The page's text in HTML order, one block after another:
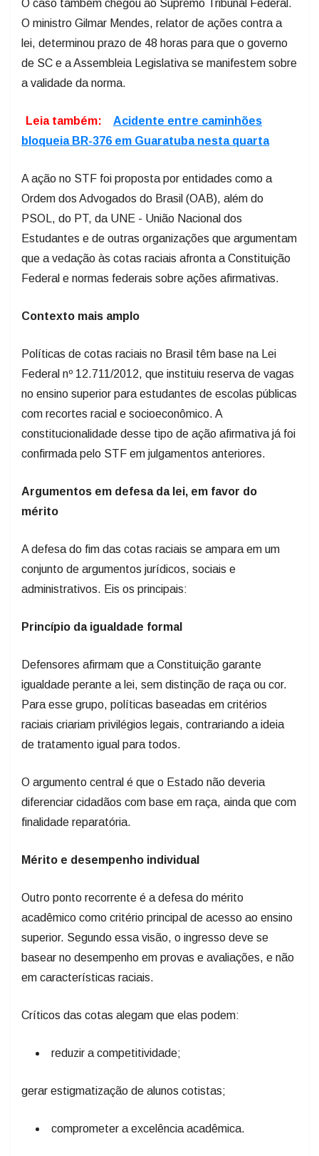
O caso também chegou ao Supremo Tribunal Federal.
O ministro Gilmar Mendes, relator de ações contra a
lei, determinou prazo de 48 horas para que o governo
de SC e a Assembleia Legislativa se manifestem sobre
a validade da norma.
Leia também:
Acidente entre caminhões
bloqueia BR-376 em Guaratuba nesta quarta
A ação no STF foi proposta por entidades como a
Ordem dos Advogados do Brasil (OAB), além do
PSOL, do PT, da UNE - União Nacional dos
Estudantes e de outras organizações que argumentam
que a vedação às cotas raciais afronta a Constituição
Federal e normas federais sobre ações afirmativas.
Contexto mais amplo
Políticas de cotas raciais no Brasil têm base na Lei
Federal nº 12.711/2012, que instituiu reserva de vagas
no ensino superior para estudantes de escolas públicas
com recortes racial e socioeconômico. A
constitucionalidade desse tipo de ação afirmativa já foi
confirmada pelo STF em julgamentos anteriores.
Argumentos em defesa da lei, em favor do
mérito
A defesa do fim das cotas raciais se ampara em um
conjunto de argumentos jurídicos, sociais e
administrativos. Eis os principais:
Princípio da igualdade formal
Defensores afirmam que a Constituição garante
igualdade perante a lei, sem distinção de raça ou cor.
Para esse grupo, políticas baseadas em critérios
raciais criariam privilégios legais, contrariando a ideia
de tratamento igual para todos.
O argumento central é que o Estado não deveria
diferenciar cidadãos com base em raça, ainda que com
finalidade reparatória.
Mérito e desempenho individual
Outro ponto recorrente é a defesa do mérito
acadêmico como critério principal de acesso ao ensino
superior. Segundo essa visão, o ingresso deve se
basear no desempenho em provas e avaliações, e não
em características raciais.
Críticos das cotas alegam que elas podem:
reduzir a competitividade;
gerar estigmatização de alunos cotistas;
comprometer a excelência acadêmica.